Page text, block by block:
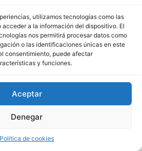
utilizamos tecnologías como las
a la información del dispositivo. El
nos permitirá procesar datos como
o las identificaciones únicas en este
consentimiento, puede afectar
y funciones.
Aceptar
Denegar
Política de cookies
2026 San Miguel De Los Bancos |